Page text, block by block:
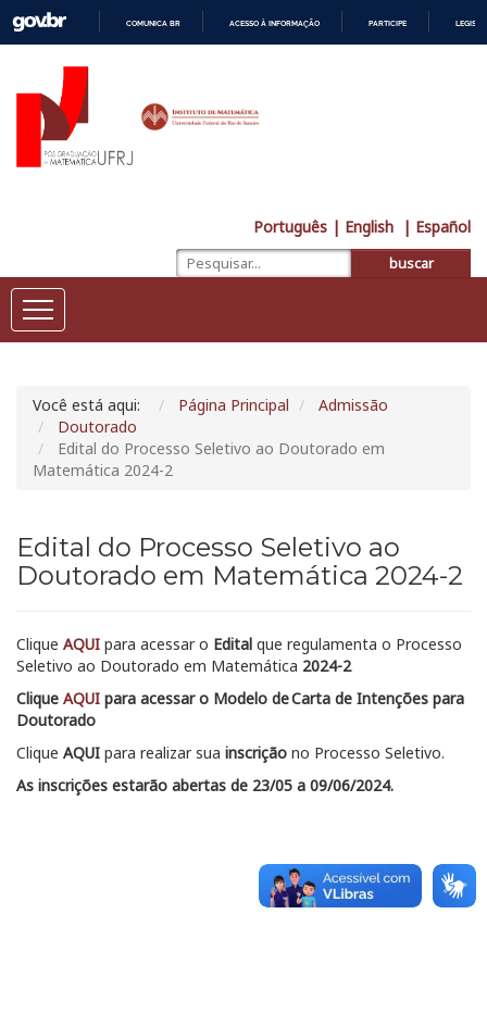
COMUNICA BR ACESSO À INFORMAÇÃO PARTICIPE
Português | English | Español
buscar
Você está aqui: Página Principal
Admissão
Doutorado
Edital do Processo Seletivo ao Doutorado em
Matemática 2024-2
Edital do Processo Seletivo ao
Doutorado em Matemática 2024-2
Clique AQUI para acessar o Edital que regulamenta o Processo
Seletivo ao Doutorado em Matemática 2024-2
Clique AQUI para acessar o Modelo de Carta de Intenções para
Doutorado
Clique AQUI para realizar sua inscrição no Processo Seletivo.
As inscrições estarão abertas de 23/05 a 09/06/2024.